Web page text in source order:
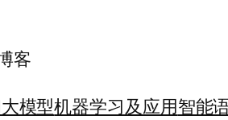
客
模型机器学习及应用智能